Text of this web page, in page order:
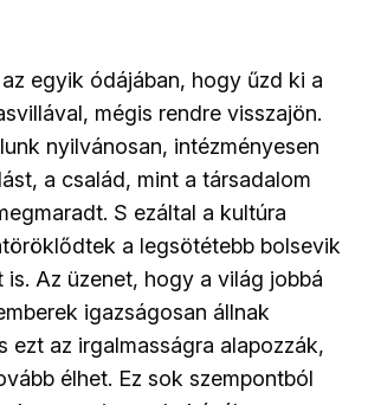
egyik ódájában, hogy űzd ki a
mégis rendre visszajön.
nyilvánosan, intézményesen
a család, mint a társadalom
S ezáltal a kultúra
a legsötétebb bolsevik
is. Az üzenet, hogy a világ jobbá
igazságosan állnak
ezt az irgalmasságra alapozzák,
élhet. Ez sok szempontból